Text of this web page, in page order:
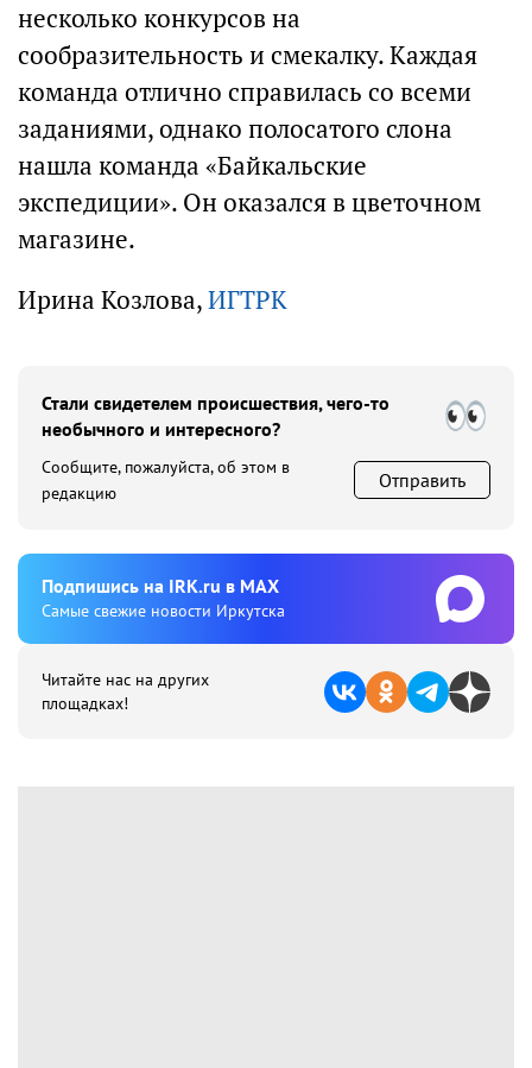
несколько конкурсов на
сообразительность и смекалку. Каждая
команда отлично справилась со всеми
заданиями, однако полосатого слона
нашла команда «Байкальские
экспедиции». Он оказался в цветочном
магазине.
Ирина Козлова,ИГТРК
Стали свидетелем происшествия, чего-то
необычного и интересного?
Сообщите, пожалуйста, об этом в
редакцию
Отправить
Подпишиcь на IRK.ru в MAX
Cамые свежие новости Иркутска
Читайте нас на других
площадках!